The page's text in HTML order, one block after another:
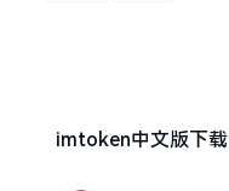
imtoken中文版下载